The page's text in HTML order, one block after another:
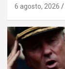
6 agosto, 2026